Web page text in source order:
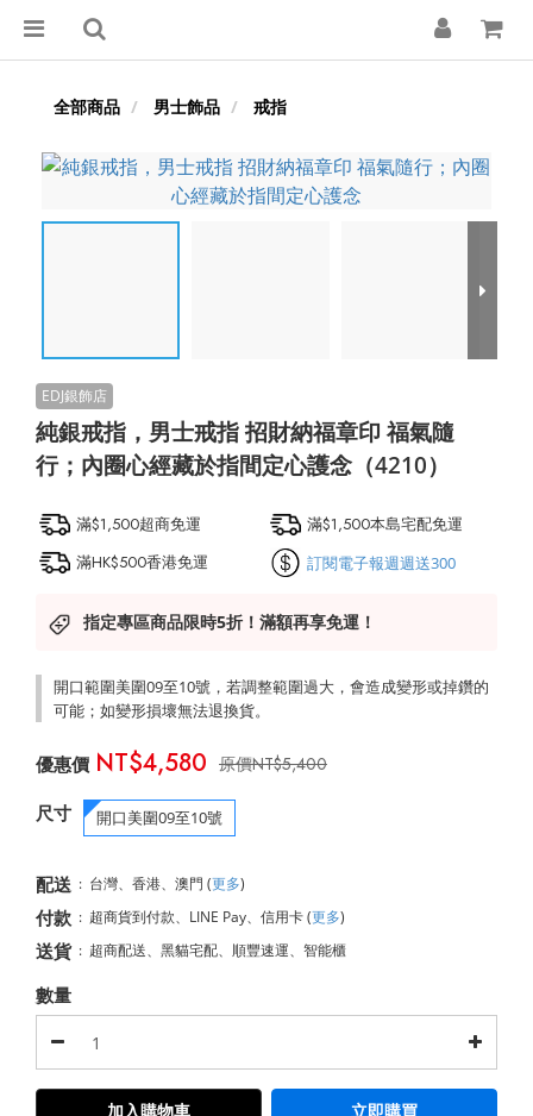
全部商品 男士飾品 戒指
純銀戒指，男士戒指 招財納福章印 福氣隨
行；內圈心經藏於指間定心護念（4210）
滿$1,500超商免運
滿$1,500本島宅配免運
滿HK$500香港免運
訂閱電子報週週送300
指定專區商品限時5折！滿額再享免運！
開口範圍美圍09至10號，若調整範圍過大，會造成變形或掉鑽的
可能；如變形損壞無法退換貨。
NT$5,400
NT$4,580
尺寸 開口美圍09至10號
配送 : 台灣、香港、澳門 (更多)
付款 : 超商貨到付款、LINE Pay、信用卡(更多)
送貨 : 超商配送、黑貓宅配、順豐速運、智能櫃
數量
加入購物車 立即購買